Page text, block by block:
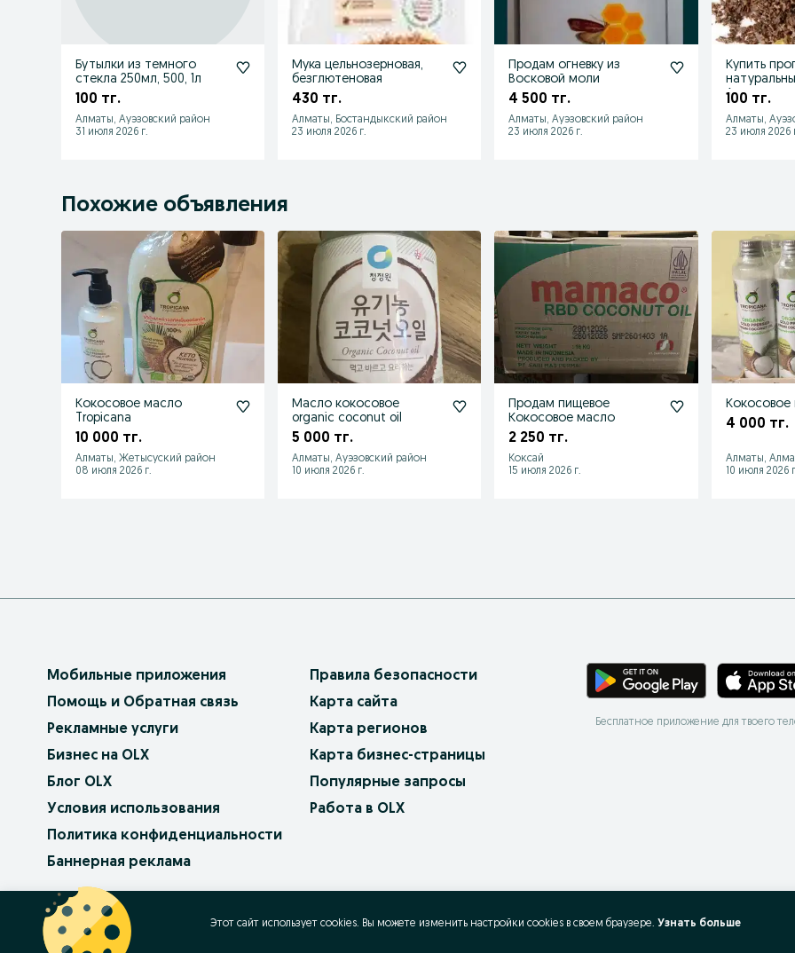
Бутылки из темного
стекла 250мл, 500, 1л
100 тг.
Алматы, Ауэзовский район
31 июля 2026 г.
Мука цельнозерновая,
безглютеновая
430 тг.
Алматы, Бостандыкский район
23 июля 2026 г.
Продам огневку из
Восковой моли
4 500 тг.
Алматы, Ауэзовский район
23 июля 2026 г.
Купить
Алматы с
100 тг.
Алматы,
23 июля 2026
Похожие объявления
Кокосовое масло
Tropicana
10 000 тг.
Алматы, Жетысуский район
08 июля 2026 г.
Масло кокосовое
organic coconut oil
5 000 тг.
Алматы, Ауэзовский район
10 июля 2026 г.
Продам пищевое
Кокосовое масло
2 250 тг.
Коксай
15 июля 2026 г.
Кокосовое
4 000 тг.
Алматы,
10 июля 2026
Мобильные приложения
Помощь и Обратная связь
Рекламные услуги
Бизнес на OLX
Блог OLX
Условия использования
Политика конфиденциальности
Баннерная реклама
Правила безопасности
Карта сайта
Карта регионов
Карта бизнес-страницы
Популярные запросы
Работа в OLX
Бесплатное приложение для твоего
OLX.bg
Этот сайт использует cookies. Вы можете изменить настройки cookies в своeм браузере. Узнать больше